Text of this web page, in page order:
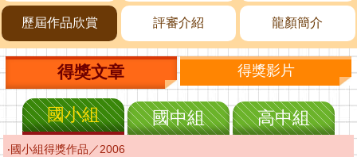
歷屆作品欣賞 評審介紹 龍顏簡介
得獎文章 得獎影片
國小組 國中組 高中組
‧國小組得獎作品／2006